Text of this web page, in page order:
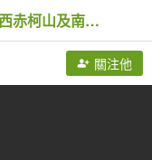
(姨婆趴趴走)第四十六集:新竹關西赤柯山及南峰、東西獅頭山、馬福山環狀縱走
關注他